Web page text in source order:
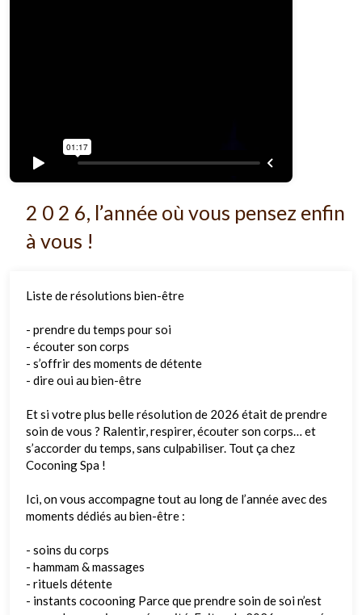
2 0 2 6, l’année où vous pensez enfin
à vous !
Liste de résolutions bien-être
- prendre du temps pour soi
- écouter son corps
- s’offrir des moments de détente
- dire oui au bien-être
Et si votre plus belle résolution de 2026 était de prendre
soin de vous ? Ralentir, respirer, écouter son corps… et
s’accorder du temps, sans culpabiliser. Tout ça chez
Coconing Spa !
Ici, on vous accompagne tout au long de l’année avec des
moments dédiés au bien-être :
- soins du corps
- hammam & massages
- rituels détente
- instants cocooning Parce que prendre soin de soi n’est